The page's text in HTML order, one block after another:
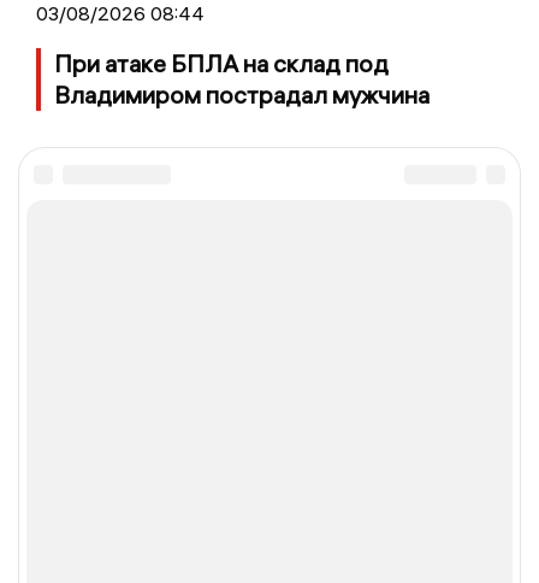
03/08/2026 08:44
При атаке БПЛА на склад под
Владимиром пострадал мужчина